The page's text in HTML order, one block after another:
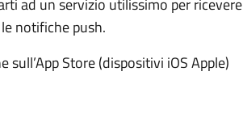
ad un servizio utilissimo per ricevere
notifiche push.
sull’App Store (dispositivi iOS Apple)